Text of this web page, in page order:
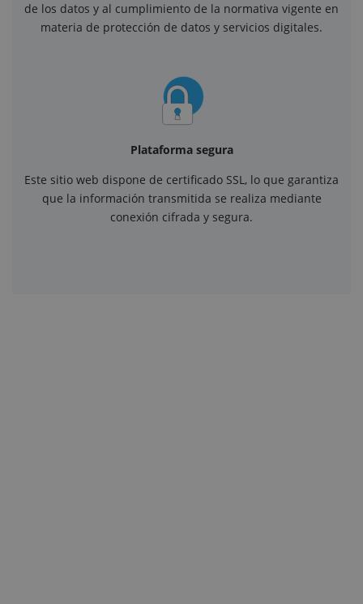
de los datos y al cumplimiento de la normativa vigente en
materia de protección de datos y servicios digitales.
Plataforma segura
Este sitio web dispone de certificado SSL, lo que garantiza
que la información transmitida se realiza mediante
conexión cifrada y segura.